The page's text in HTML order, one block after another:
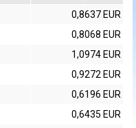
0,8637 EUR
0,8068 EUR
1,0974 EUR
0,9272 EUR
0,6196 EUR
0,6435 EUR